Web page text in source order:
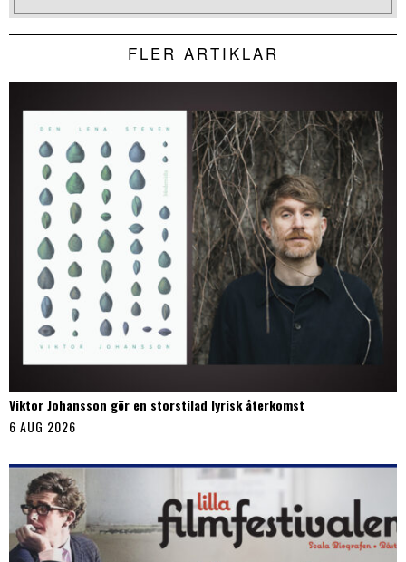
FLER ARTIKLAR
Viktor Johansson gör en storstilad lyrisk återkomst
6 AUG 2026